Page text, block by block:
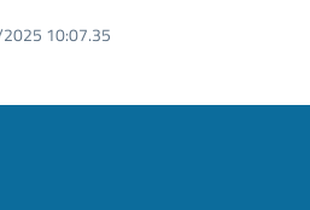
10:07.35